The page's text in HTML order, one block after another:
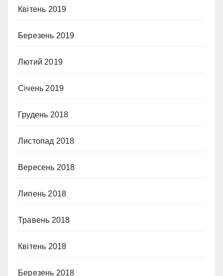
Квітень 2019
Березень 2019
Лютий 2019
Січень 2019
Грудень 2018
Листопад 2018
Вересень 2018
Липень 2018
Травень 2018
Квітень 2018
Березень 2018